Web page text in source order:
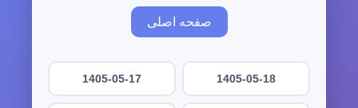
صفحه اصلی
1405-05-18
1405-05-17